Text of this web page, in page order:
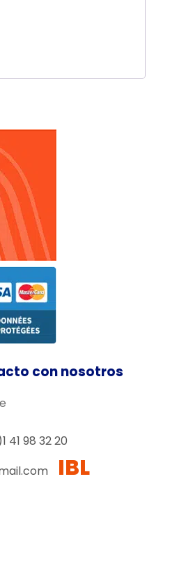
con nosotros
41 98 32 20
IBL